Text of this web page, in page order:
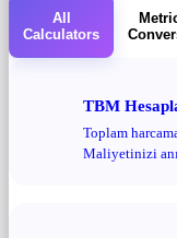
All
Calculators
TBM
Toplam
Maliyetinizi